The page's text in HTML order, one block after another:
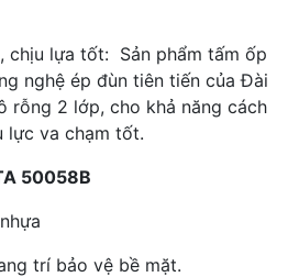
chịu lựa tốt: Sản phẩm tấm ốp
nghệ ép đùn tiên tiến của Đài
rỗng 2 lớp, cho khả năng cách
lực va chạm tốt.
50058B
trí bảo vệ bề mặt.